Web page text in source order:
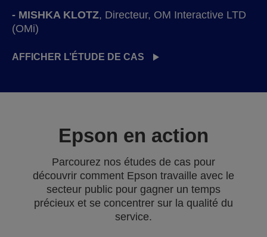
- MISHKA KLOTZ, Directeur, OM Interactive LTD
(OMi)
AFFICHER L’ÉTUDE DE CAS
Epson en action
Parcourez nos études de cas pour
découvrir comment Epson travaille avec le
secteur public pour gagner un temps
précieux et se concentrer sur la qualité du
service.